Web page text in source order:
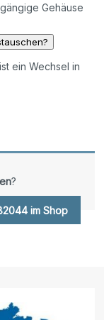
Gehäuse
ein Wechsel in
?
im Shop